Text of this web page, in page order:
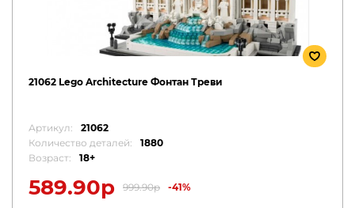
21062 Lego Architecture Фонтан Треви
Артикул:
21062
Количество деталей:
1880
Возраст:
18+
589.90р 999.90р -41%